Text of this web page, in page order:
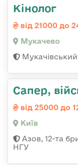
Кінолог
від 21000 до
Мукачево
Сапер,
від 25000 до
Київ
Азов, 12-та
НГУ